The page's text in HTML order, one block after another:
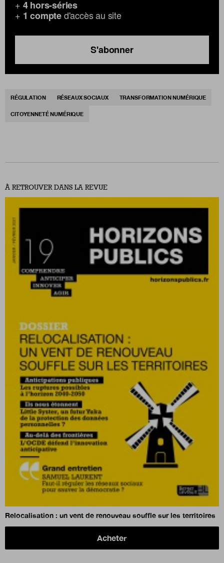
+ 4 hors-séries
+ 1 compted'accès au site
S'abonner
RÉGULATION RÉSEAUX SOCIAUX TRANSFORMATION NUMÉRIQUE
CITOYENNETÉ NUMÉRIQUE
À RETROUVER DANS LA REVUE
Relocalisation : un vent de renouveau souffle sur les territoires
Acheter